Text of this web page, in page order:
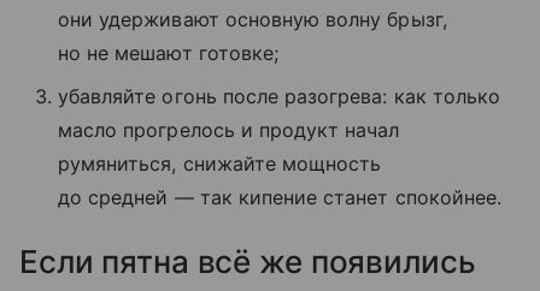
они удерживают основную волну брызг,
но не мешают готовке;
убавляйте огонь после разогрева: как только
масло прогрелось и продукт начал
румяниться, снижайте мощность
до средней — так кипение станет спокойнее.
Если пятна всё же появились